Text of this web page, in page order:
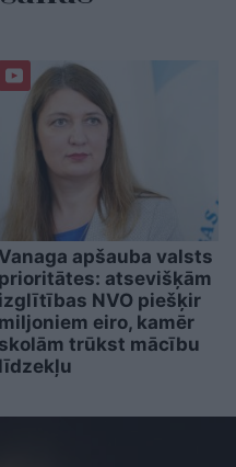
Vanaga apšauba valsts
prioritātes: atsevišķām
izglītības NVO piešķir
miljoniem eiro, kamēr
skolām trūkst mācību
līdzekļu